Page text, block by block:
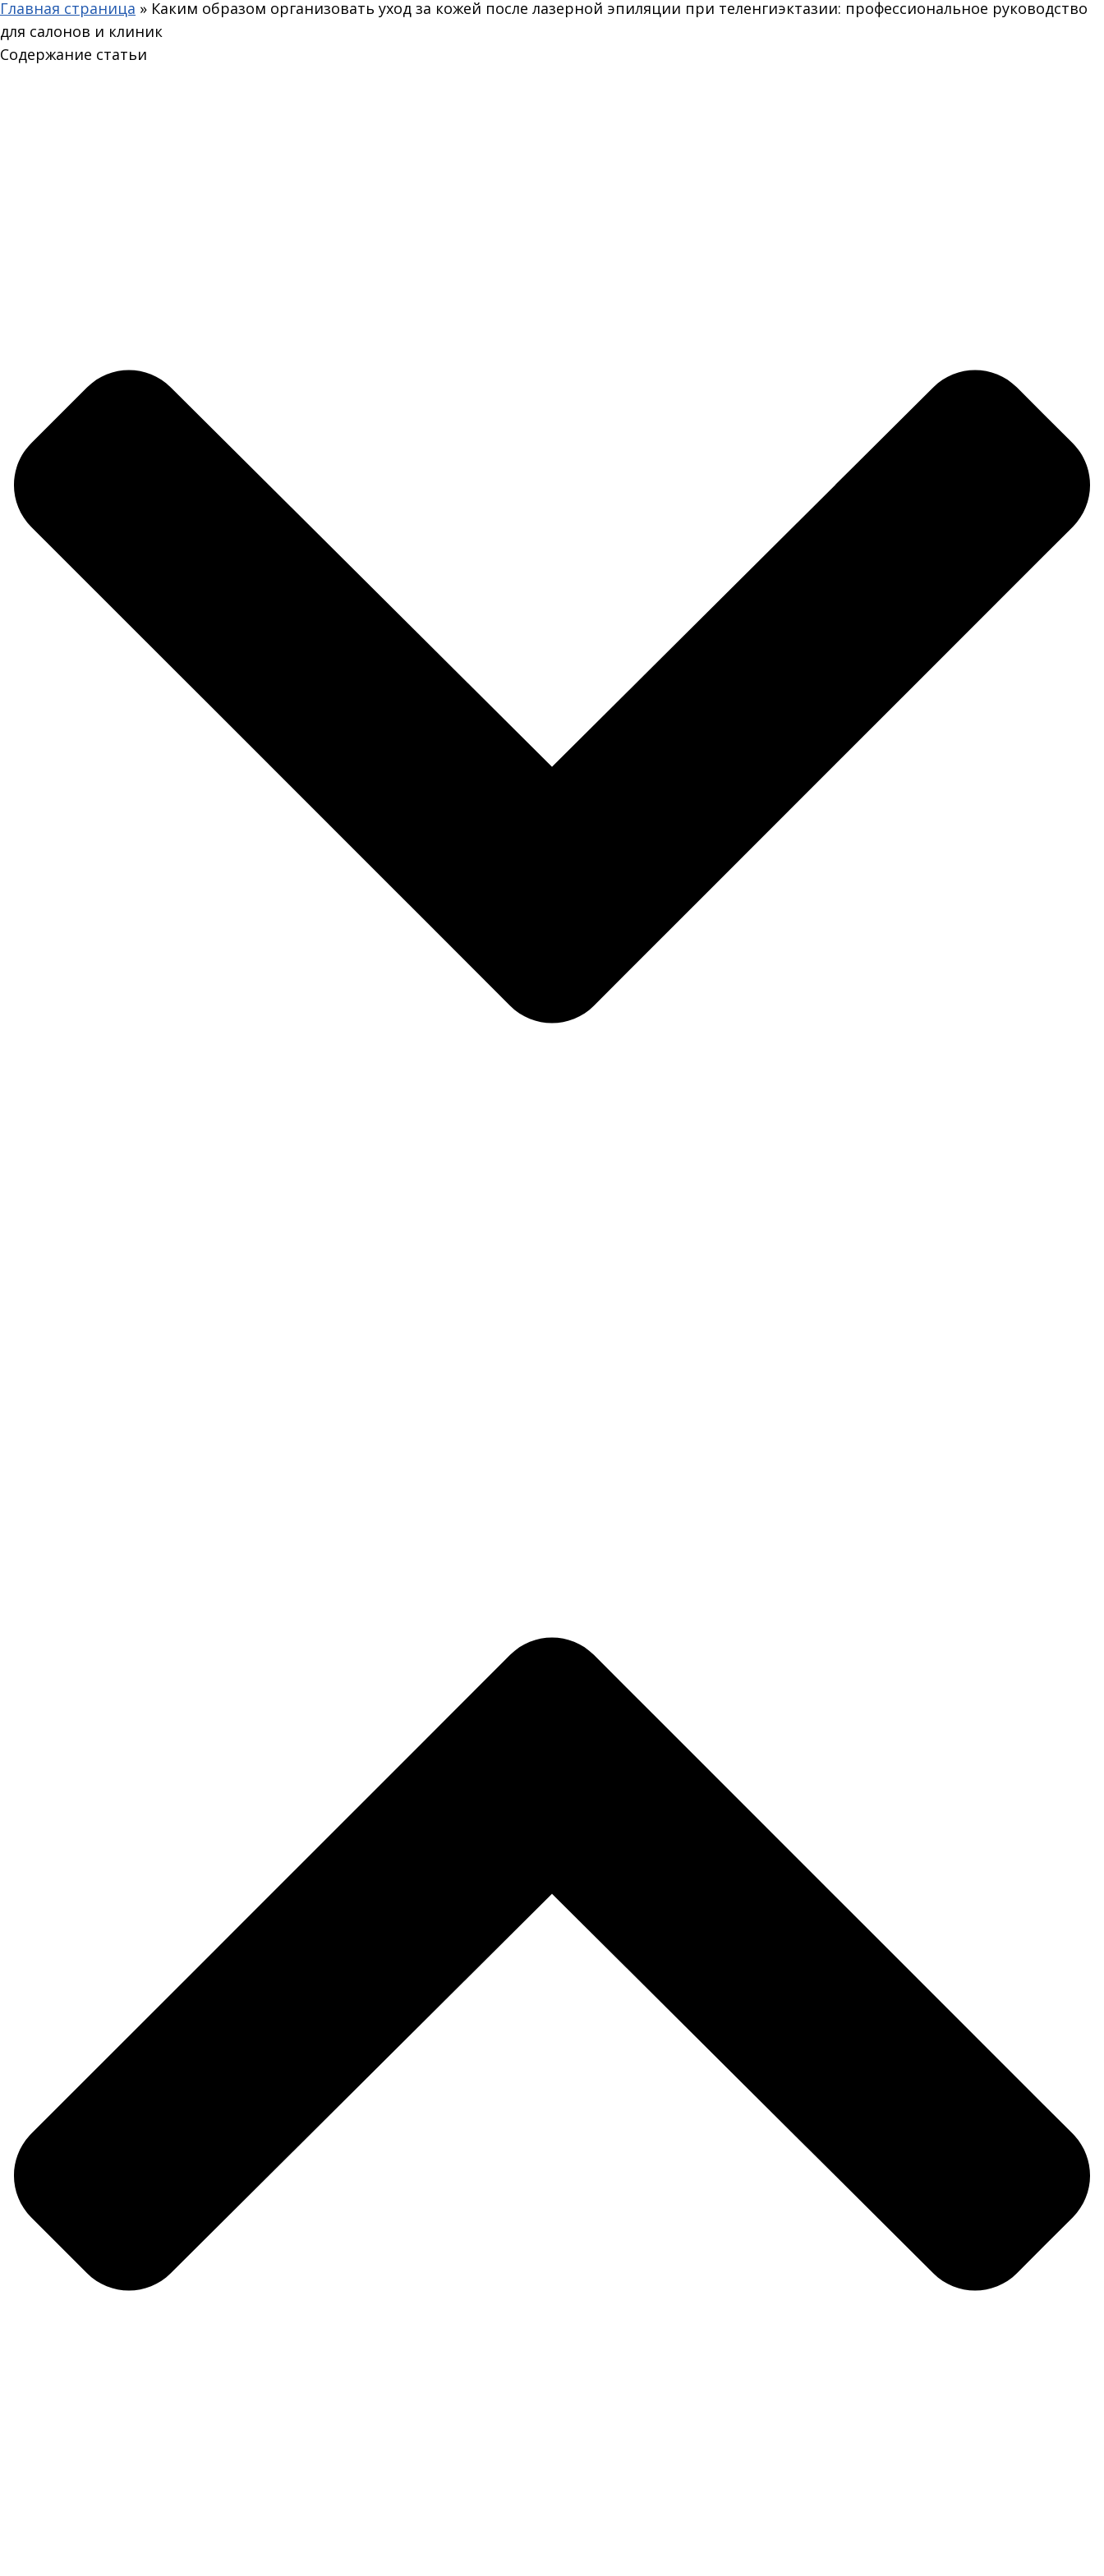
Главная страница » Каким образом организовать уход за кожей после лазерной эпиляции при теленгиэктазии: профессиональное руководство
для салонов и клиник
Содержание статьи